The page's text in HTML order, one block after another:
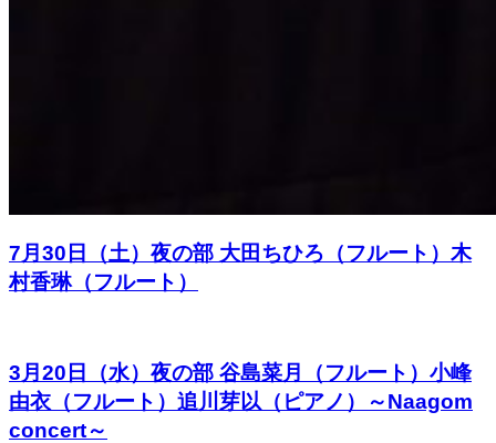
7月30日（土）夜の部 大田ちひろ（フルート）木
村香琳（フルート）
3月20日（水）夜の部 谷島菜月（フルート）小峰
由衣（フルート）追川芽以（ピアノ）～Naagom
concert～